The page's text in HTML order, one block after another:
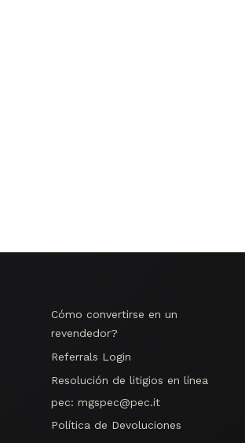
Cómo convertirse en un
revendedor?
Referrals Login
Resolución de litigios en línea
pec: mgspec@pec.it
Política de Devoluciones